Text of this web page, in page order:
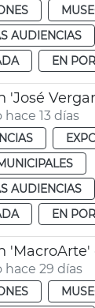
AUDIENCIAS
EN
13 días
AUDIENCIAS
EN
29 días